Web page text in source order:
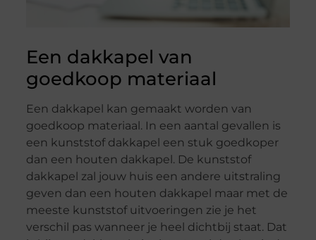
Een dakkapel van
goedkoop materiaal
Een dakkapel kan gemaakt worden van
goedkoop materiaal. In een aantal gevallen is
een kunststof dakkapel een stuk goedkoper
dan een houten dakkapel. De kunststof
dakkapel zal jouw huis een andere uitstraling
geven dan een houten dakkapel maar met de
meeste kunststof uitvoeringen zie je het
verschil pas wanneer je heel dichtbij staat. Dat